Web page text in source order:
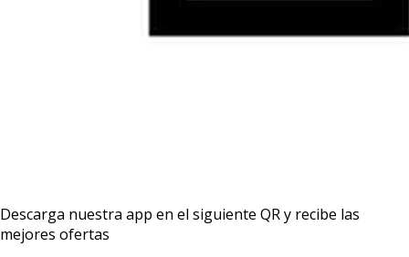
Descarga nuestra app en el siguiente QR y recibe las
mejores ofertas